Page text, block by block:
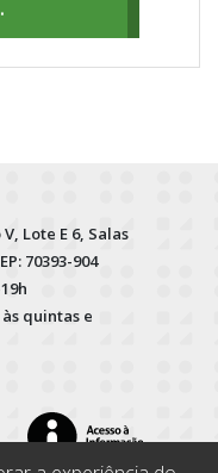
Lote E 6, Salas
70393-904
quintas e